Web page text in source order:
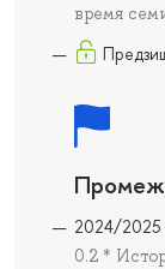
время
2024/2025
0.2 *